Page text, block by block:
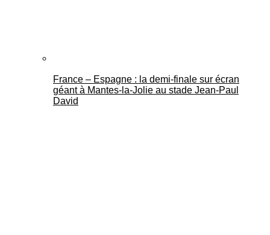
France – Espagne : la demi-finale sur écran
géant à Mantes-la-Jolie au stade Jean-Paul
David